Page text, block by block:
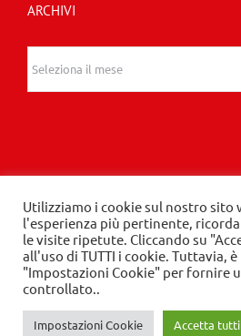
ARCHIVI
© 2020 Edizioni Turbo by
Direttore: Angelo Frigerio -
Policy - P.IVA
Utilizziamo i cookie sul nostro sito
l'esperienza più pertinente,
le visite ripetute. Cliccando su
all'uso di TUTTI i cookie. Tuttavia,
"Impostazioni Cookie" per fornire
controllato..
Impostazioni Cookie Accetta tutti